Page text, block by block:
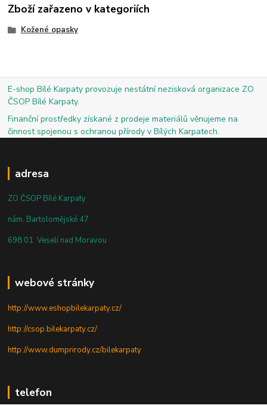
Zboží zařazeno v kategoriích
Kožené opasky
E-shop Bílé Karpaty provozuje nestátní nezisková organizace ZO
ČSOP Bílé Karpaty.
Finanční prostředky získané z prodeje materiálů věnujeme na
činnost spojenou s ochranou přírody v Bílých Karpatech.
adresa
ZO ČSOP Bílé Karpaty
nám. Bartolomějské 47
698 01 Veselí nad Moravou
webové stránky
http://www.eshopbilekarpaty.cz/
http://csop.bilekarpaty.cz/
http://www.dumprirody.cz/bilekarpaty
telefon